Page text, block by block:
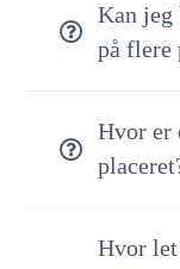
Kan jeg
på flere
Hvor er
Hvor